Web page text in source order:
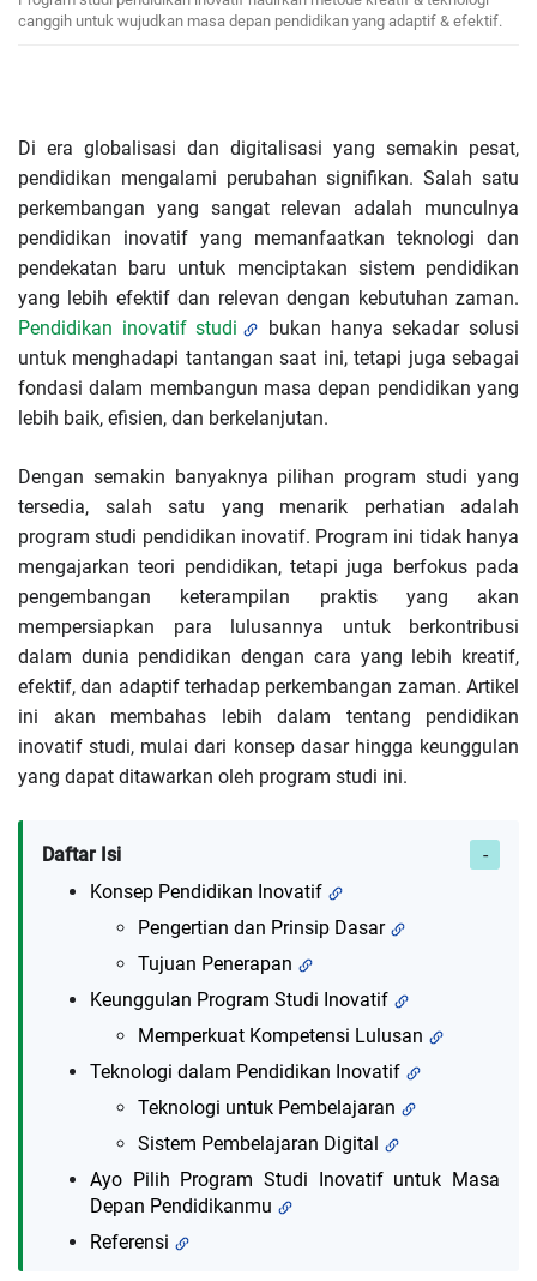
canggih untuk wujudkan masa depan pendidikan yang adaptif & efektif.
Di era globalisasi dan digitalisasi yang semakin pesat,
pendidikan mengalami perubahan signifikan. Salah satu
perkembangan yang sangat relevan adalah munculnya
pendidikan inovatif yang memanfaatkan teknologi dan
pendekatan baru untuk menciptakan sistem pendidikan
yang lebih efektif dan relevan dengan kebutuhan zaman.
Pendidikan inovatif studi
bukan hanya sekadar solusi
untuk menghadapi tantangan saat ini, tetapi juga sebagai
fondasi dalam membangun masa depan pendidikan yang
lebih baik, efisien, dan berkelanjutan.
Dengan semakin banyaknya pilihan program studi yang
tersedia, salah satu yang menarik perhatian adalah
program studi pendidikan inovatif. Program ini tidak hanya
mengajarkan teori pendidikan, tetapi juga berfokus pada
pengembangan keterampilan praktis yang akan
mempersiapkan para lulusannya untuk berkontribusi
dalam dunia pendidikan dengan cara yang lebih kreatif,
efektif, dan adaptif terhadap perkembangan zaman. Artikel
ini akan membahas lebih dalam tentang pendidikan
inovatif studi, mulai dari konsep dasar hingga keunggulan
yang dapat ditawarkan oleh program studi ini.
Daftar Isi
Konsep Pendidikan Inovatif
Pengertian dan Prinsip Dasar
Tujuan Penerapan
Keunggulan Program Studi Inovatif
Memperkuat Kompetensi Lulusan
Teknologi dalam Pendidikan Inovatif
Teknologi untuk Pembelajaran
Sistem Pembelajaran Digital
Ayo Pilih Program Studi Inovatif untuk Masa
Depan Pendidikanmu
Referensi